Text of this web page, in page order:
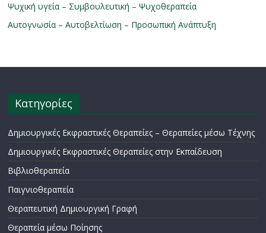
Ψυχική υγεία – Συμβουλευτική – Ψυχοθεραπεία
Αυτογνωσία – Αυτοβελτίωση – Προσωπική Ανάπτυξη
Κατηγορίες
Δημιουργικές Εκφραστικές Θεραπείες – Θεραπείες μέσω Τέχνης
Δημιουργικές Εκφραστικές Θεραπείες στην Εκπαίδευση
Βιβλιοθεραπεία
Παιγνιοθεραπεία
Θεραπευτική Δημιουργική Γραφή
Θεραπεία μέσω Ποίησης